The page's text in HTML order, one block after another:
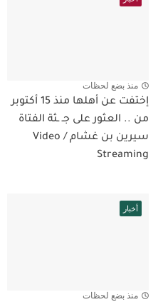
منذ بضع لحظات
إختفت عن أهلها منذ 15 أكتوبر
من .. العثور على جـ ـثة الفتاة
سيرين بن غشام / Video
Streaming
أخبار
منذ بضع لحظات